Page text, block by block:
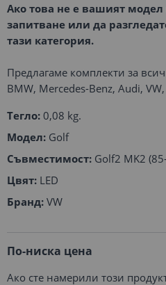
Ако това не е вашият
запитване или да
тази категория.
Предлагаме комплекти за
BMW, Mercedes-Benz, Audi,
Тегло: 0,08 kg.
Модел: Golf
Съвместимост: Golf2 MK2
Цвят: LED
Бранд: VW
По-ниска цена
Ако сте намерили този